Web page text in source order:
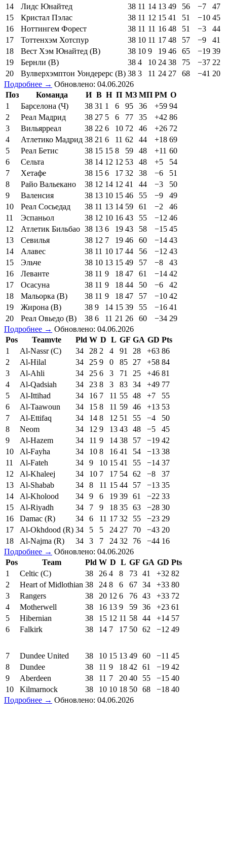
14
Лидс Юнайтед 38 11 14 13 49 56 −7
47
15
Кристал Пэлас 38 11 12 15 41 51 −10 45
16
Ноттингем Форест 38 11 11 16 48 51 −3
44
17
Тоттенхэм Хотспур 38 10 11 17 48 57 −9
41
18
Вест Хэм Юнайтед (В) 38 10 9 19 46 65 −19 39
19
Бернли (В) 38 4 10 24 38 75 −37 22
20
Вулверхэмптон Уондерерс (В) 38 3 11 24 27 68 −41 20
Подробнее → Обновлено: 04.06.2026
Поз
Команда И В Н П МЗ МП РМ О
1
Барселона (Ч) 38 31 1 6 95 36 +59 94
2
Реал Мадрид 38 27 5 6 77 35 +42 86
3
Вильярреал 38 22 6 10 72 46 +26 72
4
Атлетико Мадрид 38 21 6 11 62 44 +18 69
5
Реал Бетис 38 15 15 8 59 48 +11 60
6
Сельта 38 14 12 12 53 48 +5
54
7
Хетафе 38 15 6 17 32 38 −6
51
8
Райо Вальекано 38 12 14 12 41 44 −3
50
9
Валенсия 38 13 10 15 46 55 −9
49
10
Реал Сосьедад 38 11 13 14 59 61 −2
46
11
Эспаньол 38 12 10 16 43 55 −12 46
12
Атлетик Бильбао 38 13 6 19 43 58 −15 45
13
Севилья 38 12 7 19 46 60 −14 43
14
Алавес 38 11 10 17 44 56 −12 43
15
Эльче 38 10 13 15 49 57 −8
43
16
Леванте 38 11 9 18 47 61 −14 42
17
Осасуна 38 11 9 18 44 50 −6
42
18
Мальорка (В) 38 11 9 18 47 57 −10 42
19
Жирона (В) 38 9 14 15 39 55 −16 41
20
Реал Овьедо (В) 38 6 11 21 26 60 −34 29
Подробнее → Обновлено: 04.06.2026
Pos
Teamvte Pld W D L GF GA GD Pts
1
Al-Nassr (C) 34 28 2 4 91 28 +63 86
2
Al-Hilal 34 25 9 0 85 27 +58 84
3
Al-Ahli 34 25 6 3 71 25 +46 81
4
Al-Qadsiah 34 23 8 3 83 34 +49 77
5
Al-Ittihad 34 16 7 11 55 48 +7
55
6
Al-Taawoun 34 15 8 11 59 46 +13 53
7
Al-Ettifaq 34 14 8 12 51 55 −4
50
8
Neom 34 12 9 13 43 48 −5
45
9
Al-Hazem 34 11 9 14 38 57 −19 42
10
Al-Fayha 34 10 8 16 41 54 −13 38
11
Al-Fateh 34 9 10 15 41 55 −14 37
12
Al-Khaleej 34 10 7 17 54 62 −8
37
13
Al-Shabab 34 8 11 15 44 57 −13 35
14
Al-Kholood 34 9 6 19 39 61 −22 33
15
Al-Riyadh 34 7 9 18 35 63 −28 30
16
Damac (R) 34 6 11 17 32 55 −23 29
17
Al-Okhdood (R) 34 5 5 24 27 70 −43 20
18
Al-Najma (R) 34 3 7 24 32 76 −44 16
Подробнее → Обновлено: 04.06.2026
Pos
Team Pld W D L GF GA GD Pts
1
Celtic (C) 38 26 4 8 73 41 +32 82
2
Heart of Midlothian 38 24 8 6 67 34 +33 80
3
Rangers 38 20 12 6 76 43 +33 72
4
Motherwell 38 16 13 9 59 36 +23 61
5
Hibernian 38 15 12 11 58 44 +14 57
6
Falkirk 38 14 7 17 50 62 −12 49
7 Dundee United 38 10 15 13 49 60 −11 45
8
Dundee 38 11 9 18 42 61 −19 42
9
Aberdeen 38 11 7 20 40 55 −15 40
10
Kilmarnock 38 10 10 18 50 68 −18 40
Подробнее → Обновлено: 04.06.2026